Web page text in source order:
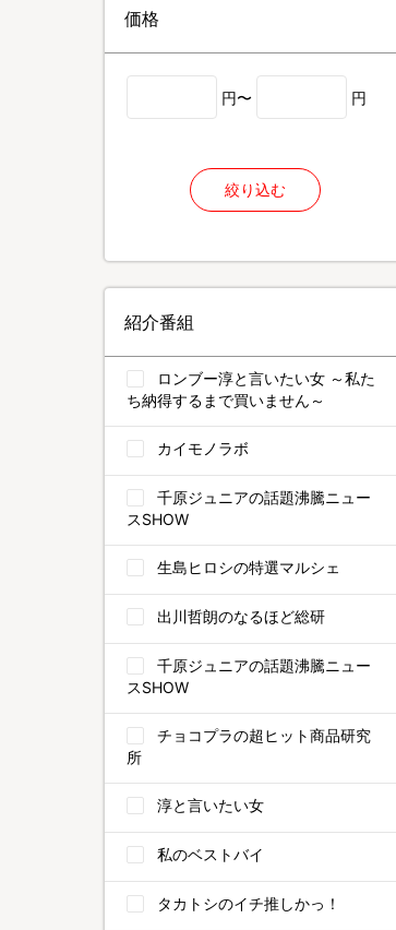
価格
円〜 円
絞り込む
紹介番組
ロンブー淳と言いたい女 ～私た
ち納得するまで買いません～
カイモノラボ
千原ジュニアの話題沸騰ニュー
スSHOW
生島ヒロシの特選マルシェ
出川哲朗のなるほど総研
千原ジュニアの話題沸騰ニュー
スSHOW
チョコプラの超ヒット商品研究
所
淳と言いたい女
私のベストバイ
タカトシのイチ推しかっ！